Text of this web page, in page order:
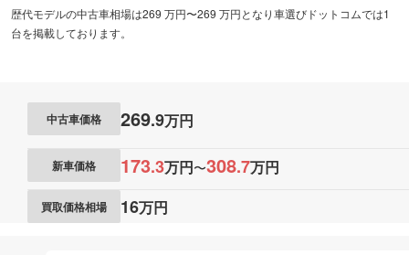
歴代モデルの中古車相場は269 万円〜269 万円となり車選びドットコムでは1
台を掲載しております。
中古車価格 269.9万円
新車価格 173.3万円〜308.7万円
買取価格相場 16万円